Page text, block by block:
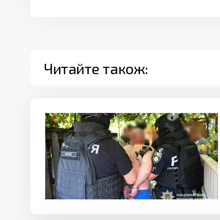
Читайте також: